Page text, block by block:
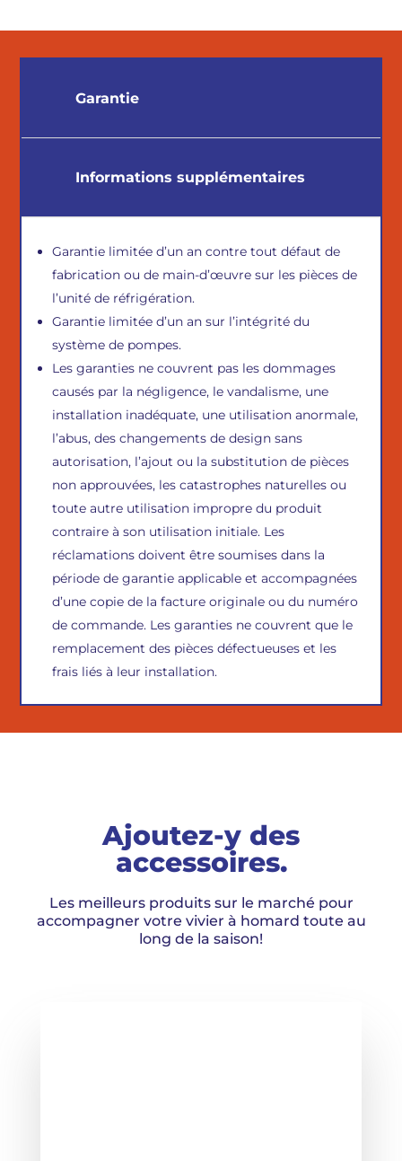
Garantie
Informations supplémentaires
Garantie limitée d’un an contre tout défaut de
fabrication ou de main-d’œuvre sur les pièces de
l’unité de réfrigération.
Garantie limitée d’un an sur l’intégrité du
système de pompes.
Les garanties ne couvrent pas les dommages
causés par la négligence, le vandalisme, une
installation inadéquate, une utilisation anormale,
l’abus, des changements de design sans
autorisation, l’ajout ou la substitution de pièces
non approuvées, les catastrophes naturelles ou
toute autre utilisation impropre du produit
contraire à son utilisation initiale. Les
réclamations doivent être soumises dans la
période de garantie applicable et accompagnées
d’une copie de la facture originale ou du numéro
de commande. Les garanties ne couvrent que le
remplacement des pièces défectueuses et les
frais liés à leur installation.
Ajoutez-y des
accessoires.
Les meilleurs produits sur le marché pour
accompagner votre vivier à homard toute au
long de la saison!